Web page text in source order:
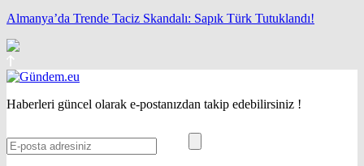
Almanya’da Trende Taciz Skandalı: Sapık Türk Tutuklandı!
Haberleri güncel olarak e-postanızdan takip edebilirsiniz !